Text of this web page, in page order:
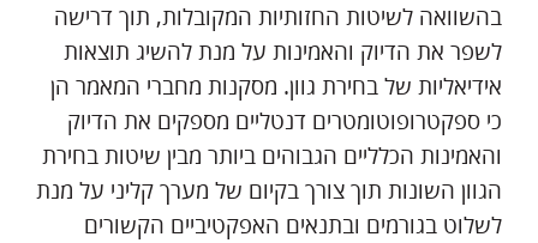
בהשוואה לשיטות החזותיות המקובלות, תוך דרישה
לשפר את הדיוק והאמינות על מנת להשיג תוצאות
אידיאליות של בחירת גוון. מסקנות מחברי המאמר הן
כי ספקטרופוטומטרים דנטליים מספקים את הדיוק
והאמינות הכלליים הגבוהים ביותר מבין שיטות בחירת
הגוון השונות תוך צורך בקיום של מערך קליני על מנת
לשלוט בגורמים ובתנאים האפקטיביים הקשורים